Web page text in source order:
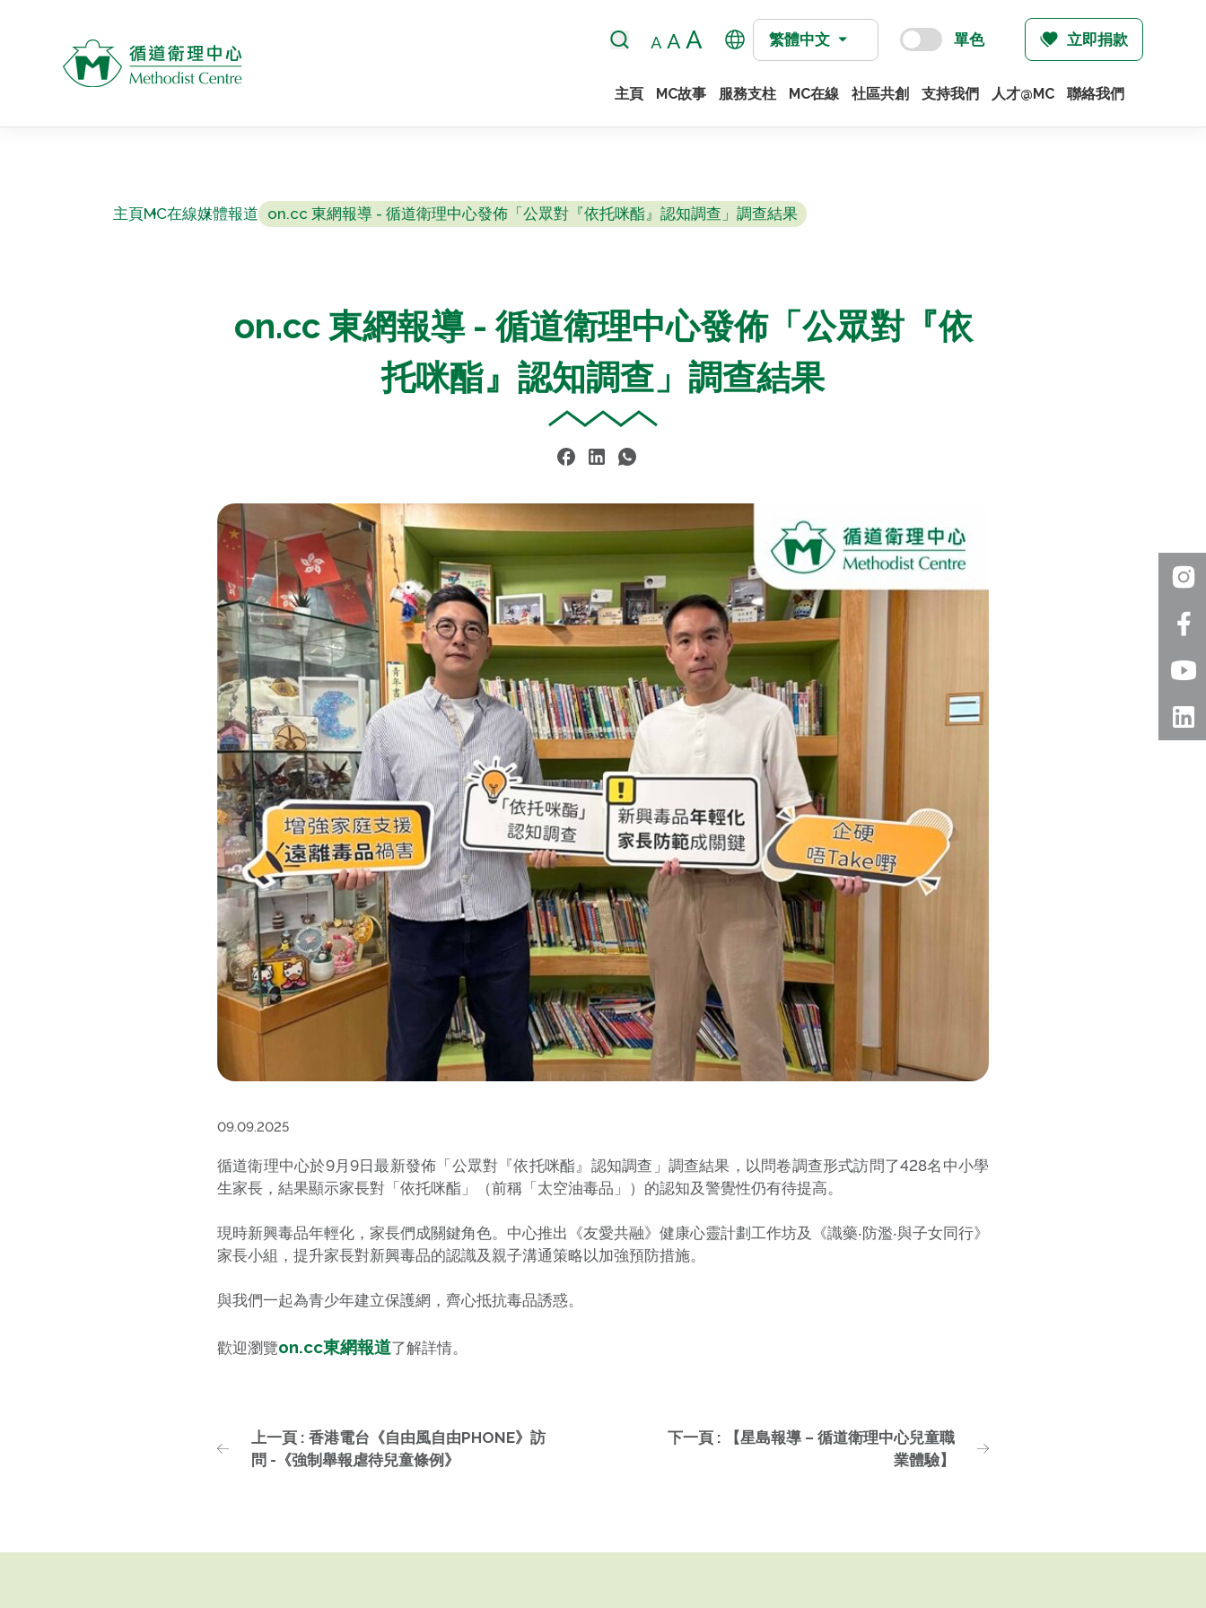
繁體中文 單色 立即捐款
主頁 MC故事 服務支柱 MC在線 社區共創 支持我們 人才@MC 聯絡我們
主頁MC在線媒體報道 on.cc 東網報導 - 循道衛理中心發佈「公眾對『依托咪酯』認知調查」調查結果
on.cc 東網報導 - 循道衛理中心發佈「公眾對『依
托咪酯』認知調查」調查結果
09.09.2025
循道衛理中心於9月9日最新發佈「公眾對『依托咪酯』認知調查」調查結果，以問卷調查形式訪問了428名中小學
生家長，結果顯示家長對「依托咪酯」（前稱「太空油毒品」）的認知及警覺性仍有待提高。
現時新興毒品年輕化，家長們成關鍵角色。中心推出《友愛共融》健康心靈計劃工作坊及《識藥‧防濫‧與子女同行》
家長小組，提升家長對新興毒品的認識及親子溝通策略以加強預防措施。
與我們一起為青少年建立保護網，齊心抵抗毒品誘惑。
歡迎瀏覽on.cc東網報道了解詳情。
上一頁 : 香港電台《自由風自由PHONE》訪
問 -《強制舉報虐待兒童條例》
下一頁 : 【星島報導 – 循道衛理中心兒童職
業體驗】